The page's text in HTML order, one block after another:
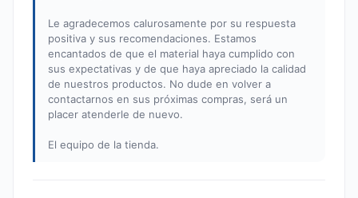
Le agradecemos calurosamente por su respuesta
positiva y sus recomendaciones. Estamos
encantados de que el material haya cumplido con
sus expectativas y de que haya apreciado la calidad
de nuestros productos. No dude en volver a
contactarnos en sus próximas compras, será un
placer atenderle de nuevo.
El equipo de la tienda.